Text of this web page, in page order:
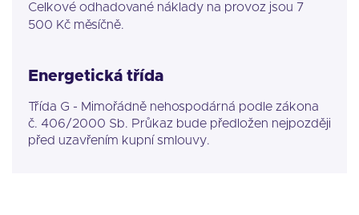
Celkové odhadované náklady na provoz jsou 7
500 Kč měsíčně.
Energetická třída
Třída G - Mimořádně nehospodárná podle zákona
č. 406/2000 Sb. Průkaz bude předložen nejpozději
před uzavřením kupní smlouvy.